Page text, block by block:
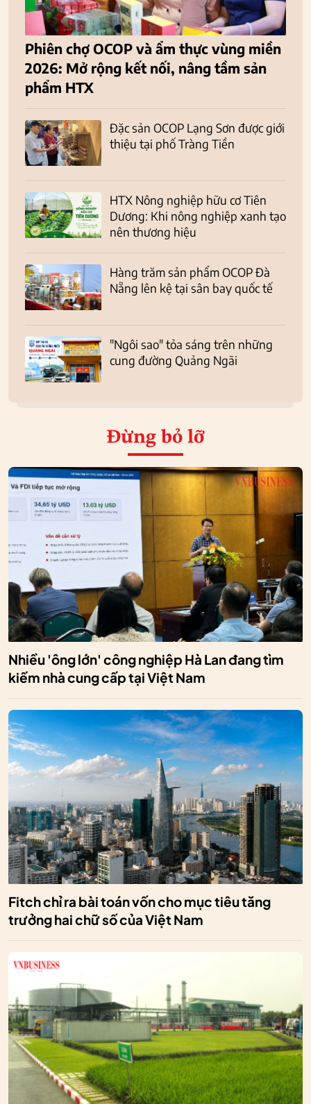
Phiên chợ OCOP và ẩm thực vùng miền
2026: Mở rộng kết nối, nâng tầm sản
phẩm HTX
Đặc sản OCOP Lạng Sơn được giới
thiệu tại phố Tràng Tiền
HTX Nông nghiệp hữu cơ Tiên
Dương: Khi nông nghiệp xanh tạo
nên thương hiệu
Hàng trăm sản phẩm OCOP Đà
Nẵng lên kệ tại sân bay quốc tế
"Ngôi sao" tỏa sáng trên những
cung đường Quảng Ngãi
Đừng bỏ lỡ
Nhiều 'ông lớn' công nghiệp Hà Lan đang tìm
kiếm nhà cung cấp tại Việt Nam
Fitch chỉ ra bài toán vốn cho mục tiêu tăng
trưởng hai chữ số của Việt Nam